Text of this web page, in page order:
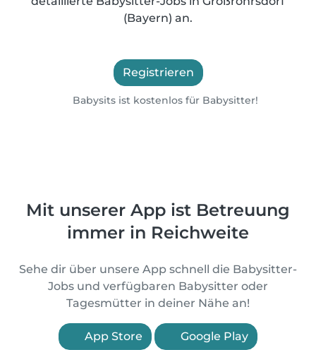
(Bayern) an.
Registrieren
Babysits ist kostenlos für Babysitter!
Mit unserer App ist Betreuung
immer in Reichweite
Sehe dir über unsere App schnell die Babysitter-
Jobs und verfügbaren Babysitter oder
Tagesmütter in deiner Nähe an!
App Store Google Play